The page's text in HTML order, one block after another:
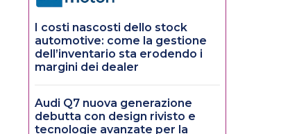
I costi nascosti dello stock
automotive: come la gestione
dell’inventario sta erodendo i
margini dei dealer
Audi Q7 nuova generazione
debutta con design rivisto e
tecnologie avanzate per la